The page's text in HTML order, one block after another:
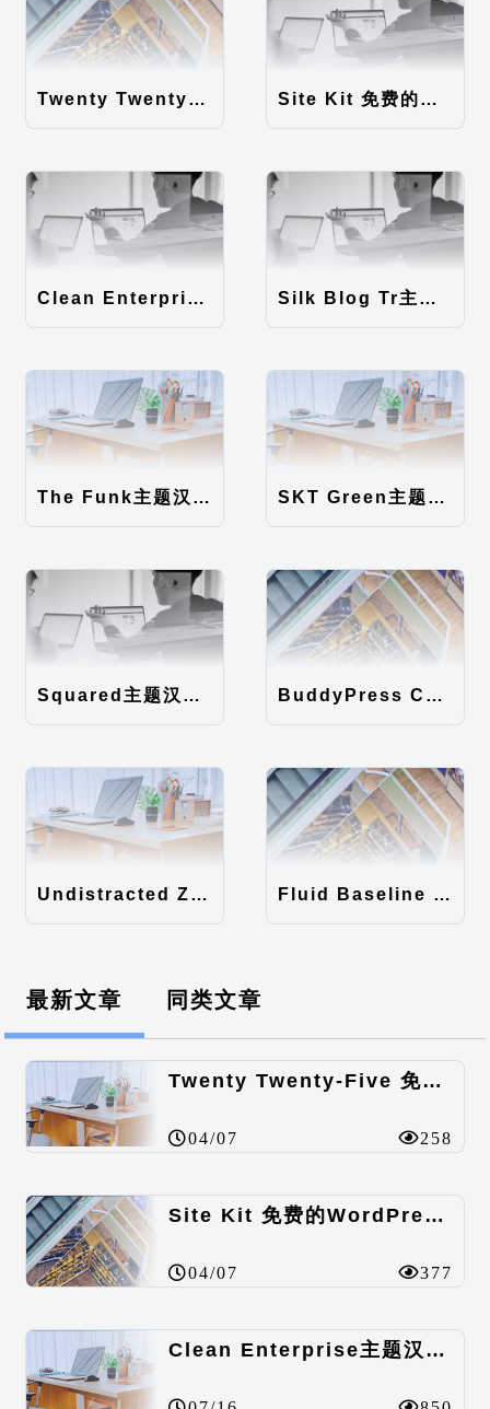
Twenty Twenty-Five 免费的WordPress内容主题 Site Kit 免费的WordPress数据统计插件
Clean Enterprise主题汉化包 Silk Blog Tr主题汉化包
The Funk主题汉化包 SKT Green主题汉化包
Squared主题汉化包 BuddyPress Colours主题汉化包
Undistracted Zen主题汉化包 Fluid Baseline Grid主题汉化包
最新文章 同类文章
Twenty Twenty-Five 免费的WordPress内容主题
04/07 258
Site Kit 免费的WordPress数据统计插件
04/07 377
Clean Enterprise主题汉化包